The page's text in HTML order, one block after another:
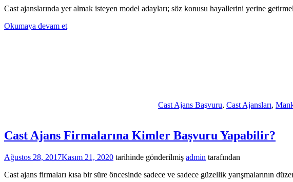
Cast ajanslarında yer almak isteyen model adayları; söz konusu hayallerini yerine
Okumaya devam et
Cast Ajans Başvuru, Cast Ajansları,
Cast Ajans Firmalarına Kimler Başvuru Yapabilir?
Ağustos 28, 2017Kasım 21, 2020 tarihinde gönderilmiş admin tarafından
Cast ajans firmaları kısa bir süre öncesinde sadece ve sadece güzellik yarışmalarının